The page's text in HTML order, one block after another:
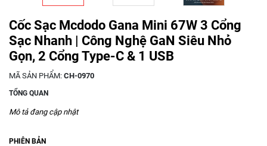
Cốc Sạc Mcdodo Gana Mini 67W 3 Cổng
Sạc Nhanh | Công Nghệ GaN Siêu Nhỏ
Gọn, 2 Cổng Type-C & 1 USB
MÃ SẢN PHẨM: CH-0970
TỔNG QUAN
Mô tả đang cập nhật
PHIÊN BẢN